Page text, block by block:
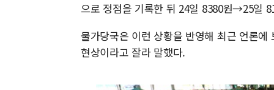
으로 정점을 기록한 뒤 24일 8380원→25일
물가당국은 이런 상황을 반영해 최근 언론
현상이라고 잘라 말했다.